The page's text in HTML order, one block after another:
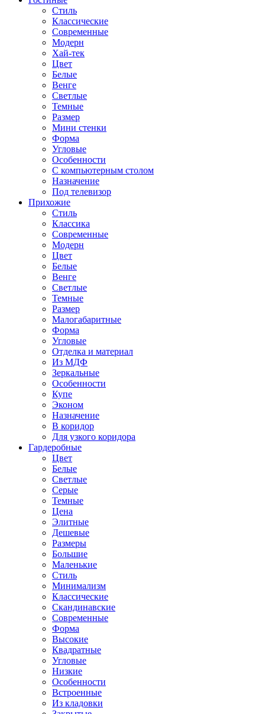
Стиль
Классические
Современные
Модерн
Хай-тек
Цвет
Белые
Венге
Светлые
Темные
Размер
Мини стенки
Форма
Угловые
Особенности
С компьютерным столом
Назначение
Под телевизор
Прихожие
Стиль
Классика
Современные
Модерн
Цвет
Белые
Венге
Светлые
Темные
Размер
Малогабаритные
Форма
Угловые
Отделка и материал
Из МДФ
Зеркальные
Особенности
Купе
Эконом
Назначение
В коридор
Для узкого коридора
Гардеробные
Цвет
Белые
Светлые
Серые
Темные
Цена
Элитные
Дешевые
Размеры
Большие
Маленькие
Стиль
Минимализм
Классические
Скандинавские
Современные
Форма
Высокие
Квадратные
Угловые
Низкие
Особенности
Встроенные
Из кладовки